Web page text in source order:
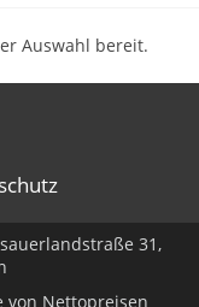
Auswahl bereit.
31,
von Nettopreisen